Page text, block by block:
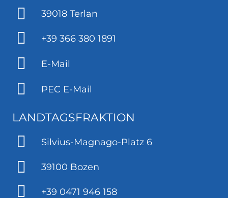
39018 Terlan
+39 366 380 1891
E-Mail
PEC E-Mail
LANDTAGSFRAKTION
Silvius-Magnago-Platz 6
39100 Bozen
+39 0471 946 158